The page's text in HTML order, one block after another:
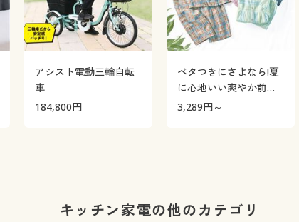
アシスト電動三輪自転
車
184,800円
ベタつきにさよなら!夏
に心地いい爽やか前開
きサッカーパジャマ(綿
3,289円～
キッチン家電の他のカテゴリ